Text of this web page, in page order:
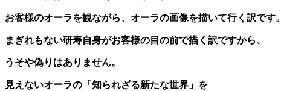
お客様のオーラを観ながら、オーラの画像を描いて行く訳です。
まぎれもない研寿自身がお客様の目の前で描く訳ですから、
うそや偽りはありません。
見えないオーラの「知られざる新たな世界」を